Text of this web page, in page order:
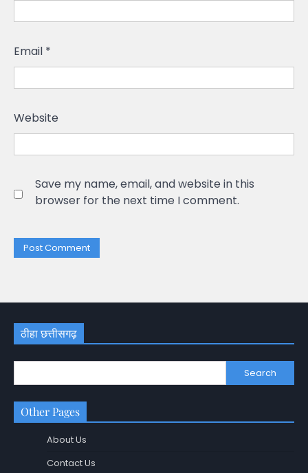
Email *
Website
Save my name, email, and website in this
browser for the next time I comment.
ठीहा छत्तीसगढ़
Search
Other Pages
About Us
Contact Us